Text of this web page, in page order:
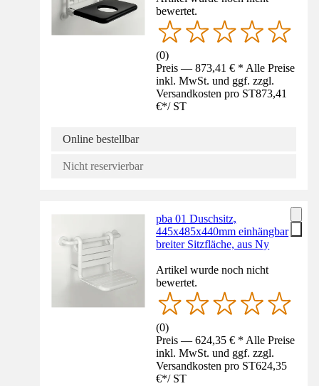
bewertet.
(0)
Preis — 873,41 € * Alle Preise
inkl. MwSt. und ggf. zzgl.
Versandkosten pro ST873,41
€*/ ST
Online bestellbar
Nicht reservierbar
pba 01 Duschsitz,
445x485x440mm einhängbar
breiter Sitzfläche, aus Ny
Artikel wurde noch nicht
bewertet.
(0)
Preis — 624,35 € * Alle Preise
inkl. MwSt. und ggf. zzgl.
Versandkosten pro ST624,35
€*/ ST